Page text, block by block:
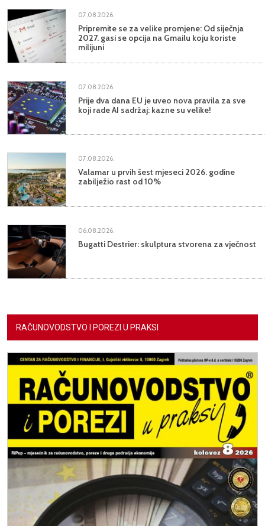
07.08.2026.
Pripremite se za velike promjene: Od siječnja
2027. gasi se opcija na Gmailu koju koriste
milijuni
07.08.2026.
Prije dva dana EU je uveo nova pravila za sve
koji rade AI sadržaj: kazne su velike!
07.08.2026.
Valamar u prvih šest mjeseci 2026. godine
zabilježio rast od 10%
06.08.2026.
Bugatti Destrier: skulptura stvorena za vječnost
RAČUNOVODSTVO I POREZI U PRAKSI